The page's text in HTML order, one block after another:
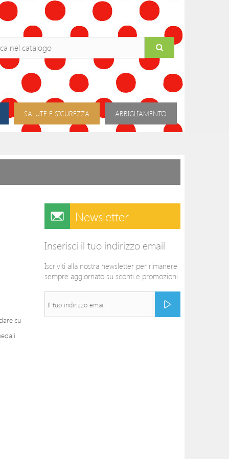
SALUTE E SICUREZZA ABBIGLIAMENTO
su
Newsletter
Inserisci il tuo indirizzo email
Iscriviti alla nostra newsletter per rimanere
sempre aggiornato su sconti e promozioni.